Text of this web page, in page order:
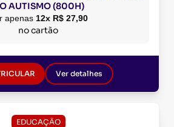
AUTISMO (800H)
apenas 12x R$ 27,90
no cartão
Ver detalhes
EDUCAÇÃO